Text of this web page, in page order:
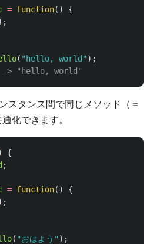
= function()
{
( " hello, world " );
> "hello, world"
スタンス間で同じメソッド（＝
化できます。
{
;
= function()
{
( "おはよう " );